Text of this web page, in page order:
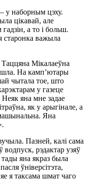
у наборным цэху.
цікавай, але
а то і больш.
старонка важыла
Мікалаеўна
На камп’ютары
чытала тое, што
у газеце
яна мне задае
як у арыгінале, а
Яна
Пазней, калі сама
водпуск, рэдактар узяў
яна якраз была
ўніверсітэта,
я таксама шмат чаго